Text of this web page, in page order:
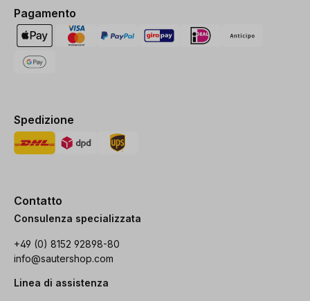
Pagamento
Spedizione
Contatto
Consulenza specializzata
+49 (0) 8152 92898-80
info@sautershop.com
Linea di assistenza